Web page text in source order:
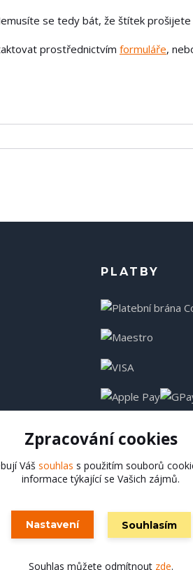
se tedy bát, že štítek prošijete
prostřednictvím formuláře,
PLATBY
Hadladla.cz
Zpracování cookies
Váš souhlas s použitím souborů
informace týkající se Vašich zájmů.
Nastavení Souhlasím
Souhlas můžete odmítnout zde.